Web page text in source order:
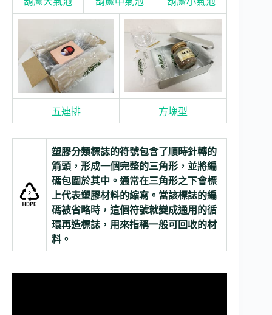
五連排 方塊型
塑膠分類標誌的符號包含了順時針轉的
箭頭，形成一個完整的三角形，並將編
碼包圍於其中。通常在三角形之下會標
上代表塑膠材料的縮寫。當該標誌的編
碼被省略時，這個符號就變成通用的循
環再造標誌，用來指稱一般可回收的材
料。